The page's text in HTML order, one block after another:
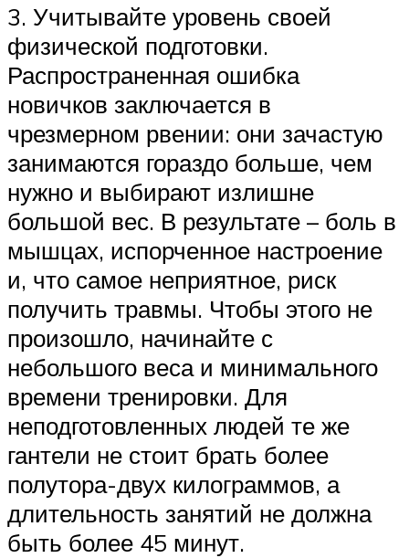
3. Учитывайте уровень своей
физической подготовки.
Распространенная ошибка
новичков заключается в
чрезмерном рвении: они зачастую
занимаются гораздо больше, чем
нужно и выбирают излишне
большой вес. В результате – боль в
мышцах, испорченное настроение
и, что самое неприятное, риск
получить травмы. Чтобы этого не
произошло, начинайте с
небольшого веса и минимального
времени тренировки. Для
неподготовленных людей те же
гантели не стоит брать более
полутора-двух килограммов, а
длительность занятий не должна
быть более 45 минут.